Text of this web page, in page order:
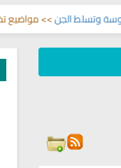
الجن>> مواضيع تختص